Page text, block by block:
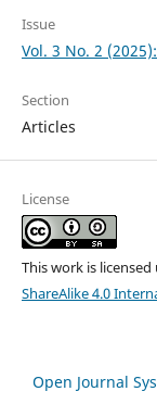
Issue
Vol. 3 No. 2
Section
Articles
License
This work is licensed
ShareAlike 4.0
Open Journal